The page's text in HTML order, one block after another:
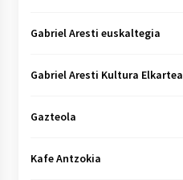
Gabriel Aresti euskaltegia
Gabriel Aresti Kultura Elkartea
Gazteola
Kafe Antzokia